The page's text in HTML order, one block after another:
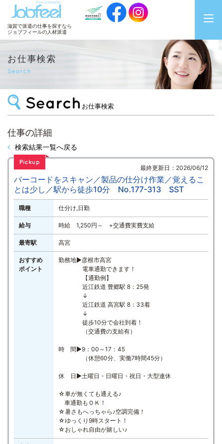
JobFeel
滋賀で派遣の仕事を探すなら
ジョブフィールの人材派遣
お仕事検索
Search
お仕事検索
仕事の詳細
検索結果一覧へ戻る
最終更新日：2026/06/12
バーコードをスキャン／製品の仕分け作業／覚えるこ
とは少し／駅から徒歩10分 No.177-313 SST
職種 仕分け,日勤
給与 時給 1,250円～ +交通費実費支給
最寄駅 高宮
おすすめ
ポイント
勤務地▶彦根市高宮
電車通勤できます！
【通勤例】
近江鉄道 豊郷駅 8：25発
↓
近江鉄道 高宮駅 8：33着
↓
徒歩10分で会社到着！
（交通費の支給有）
時 間▶9：00～17：45
（休憩60分、実働7時間45分）
休 日▶土曜日・日曜日・祝日・大型連休
☆車が無くても通える♪
車通勤もＯＫ！
☆暑さもへっちゃら♪空調完備！
☆ゆっくり9時スタート！
☆おしゃれ自由が嬉しい♪